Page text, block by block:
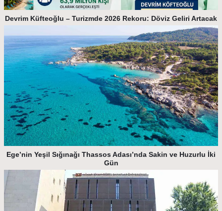
Devrim Küfteoğlu – Turizmde 2026 Rekoru: Döviz Geliri Artacak
Ege’nin Yeşil Sığınağı Thassos Adası’nda Sakin ve Huzurlu İki
Gün